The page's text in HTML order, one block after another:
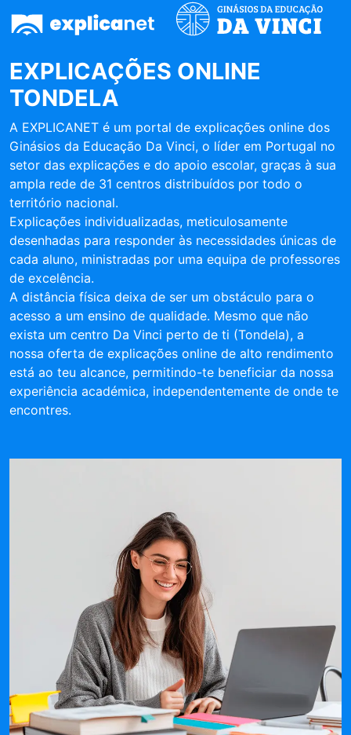
EXPLICAÇÕES ONLINE
TONDELA
A EXPLICANET é um portal de explicações online dos
Ginásios da Educação Da Vinci, o líder em Portugal no
setor das explicações e do apoio escolar, graças à sua
ampla rede de 31 centros distribuídos por todo o
território nacional.
Explicações individualizadas, meticulosamente
desenhadas para responder às necessidades únicas de
cada aluno, ministradas por uma equipa de professores
de excelência.
A distância física deixa de ser um obstáculo para o
acesso a um ensino de qualidade. Mesmo que não
exista um centro Da Vinci perto de ti (Tondela), a
nossa oferta de explicações online de alto rendimento
está ao teu alcance, permitindo-te beneficiar da nossa
experiência académica, independentemente de onde te
encontres.